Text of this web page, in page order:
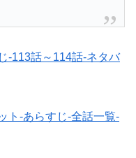
-113話～114話-ネタバ
ト-あらすじ-全話一覧-